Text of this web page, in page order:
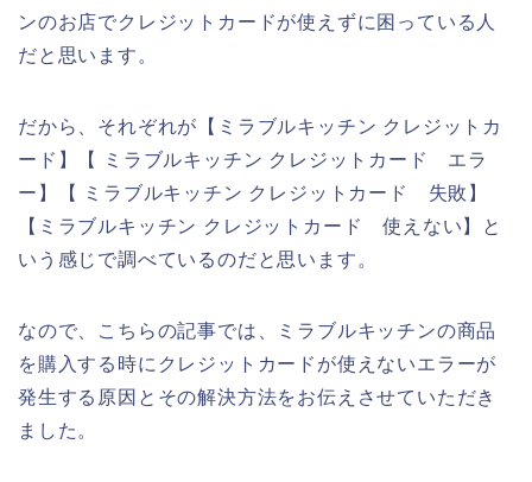
ンのお店でクレジットカードが使えずに困っている人
だと思います。
だから、それぞれが【ミラブルキッチン クレジットカ
ード】【 ミラブルキッチン クレジットカード エラ
ー】【 ミラブルキッチン クレジットカード 失敗】
【ミラブルキッチン クレジットカード 使えない】と
いう感じで調べているのだと思います。
なので、こちらの記事では、ミラブルキッチンの商品
を購入する時にクレジットカードが使えないエラーが
発生する原因とその解決方法をお伝えさせていただき
ました。